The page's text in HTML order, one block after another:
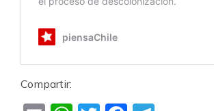
Compartir: